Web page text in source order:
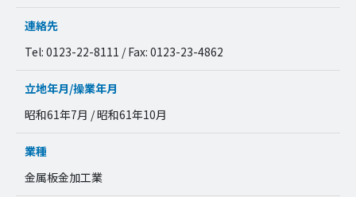
連絡先
Tel: 0123-22-8111 / Fax: 0123-23-4862
立地年月/操業年月
昭和61年7月 / 昭和61年10月
業種
金属板金加工業